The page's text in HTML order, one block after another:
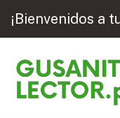
¡Bienvenidos a